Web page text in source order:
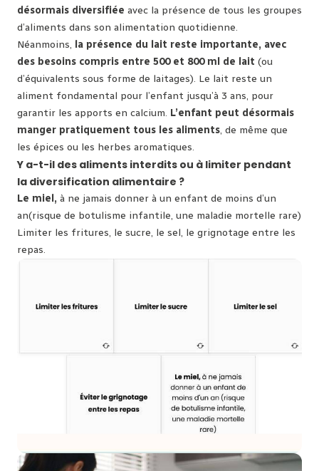
désormais diversifiée avec la présence de tous les groupes
d’aliments dans son alimentation quotidienne.
Néanmoins, la présence du lait reste importante, avec
des besoins compris entre 500 et 800 ml de lait (ou
d’équivalents sous forme de laitages). Le lait reste un
aliment fondamental pour l’enfant jusqu’à 3 ans, pour
garantir les apports en calcium. L’enfant peut désormais
manger pratiquement tous les aliments, de même que
les épices ou les herbes aromatiques.
Y a-t-il des aliments interdits ou à limiter pendant
la diversification alimentaire ?
Le miel, à ne jamais donner à un enfant de moins d’un
an(risque de botulisme infantile, une maladie mortelle rare)
Limiter les fritures, le sucre, le sel, le grignotage entre les
repas.